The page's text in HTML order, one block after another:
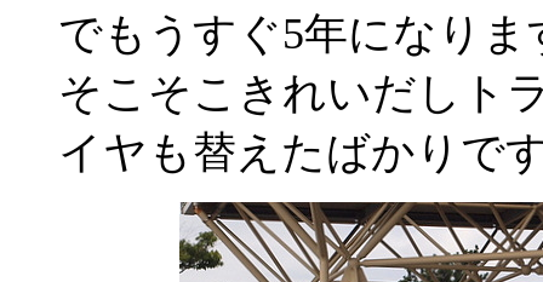
でもうすぐ5年になりま
そこそこきれいだしト
イヤも替えたばかりで